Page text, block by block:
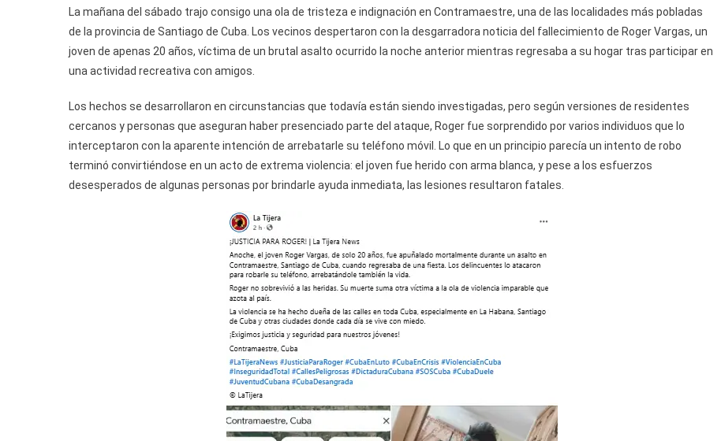
Cubano
De
20
Tras
Ser
Herido
Con
Arma
Asalto
En
Santiago
De
Cuba
La mañana del sábado trajo consigo una ola de tristeza e indignación en Contramaestre, una de las localidades más pobladas
de la provincia de Santiago de Cuba. Los vecinos despertaron con la desgarradora noticia del fallecimiento de Roger Vargas, un
joven de apenas 20 años, víctima de un brutal asalto ocurrido la noche anterior mientras regresaba a su hogar tras participar en
una actividad recreativa con amigos.
Los hechos se desarrollaron en circunstancias que todavía están siendo investigadas, pero según versiones de residentes
cercanos y personas que aseguran haber presenciado parte del ataque, Roger fue sorprendido por varios individuos que lo
interceptaron con la aparente intención de arrebatarle su teléfono móvil. Lo que en un principio parecía un intento de robo
terminó convirtiéndose en un acto de extrema violencia: el joven fue herido con arma blanca, y pese a los esfuerzos
desesperados de algunas personas por brindarle ayuda inmediata, las lesiones resultaron fatales.